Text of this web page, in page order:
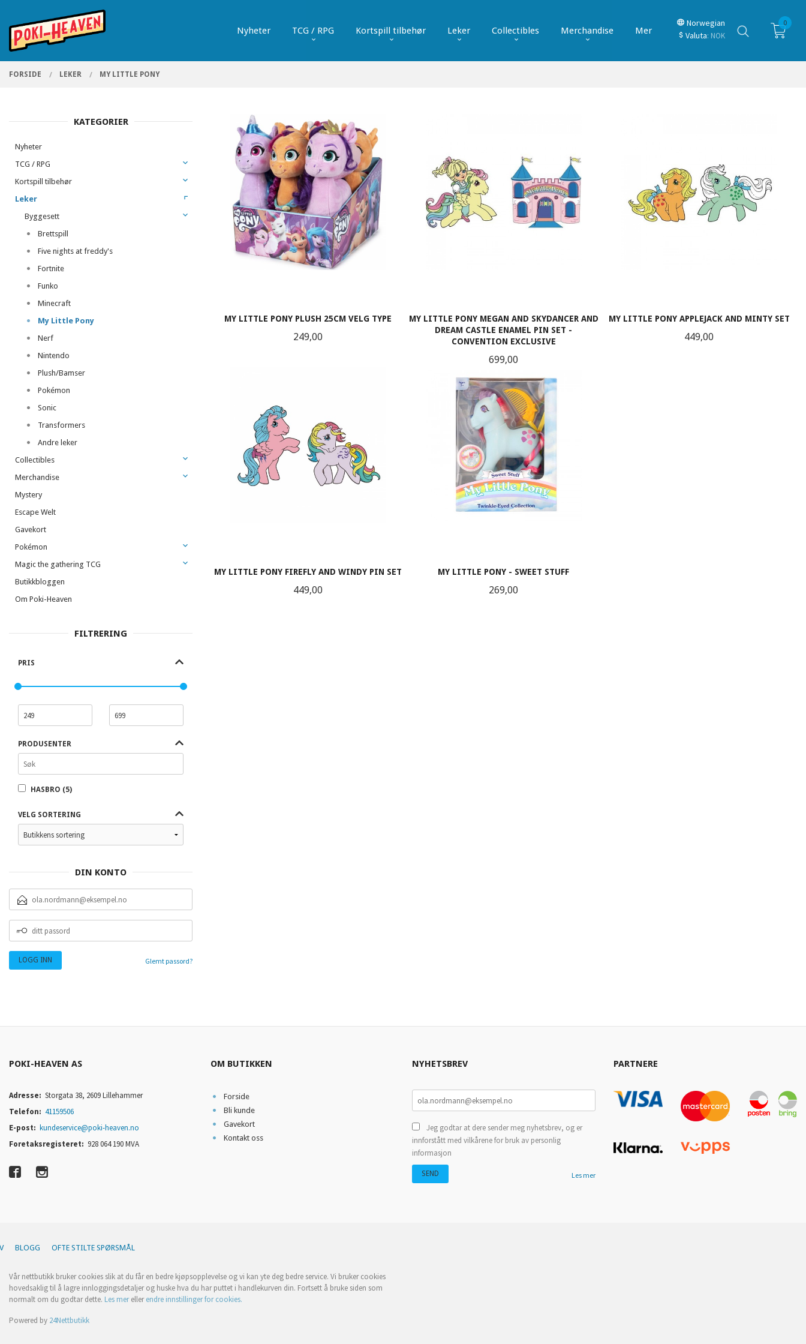
innholdet
PRODUKTER
Nyheter TCG / RPG Kortspill tilbehør Leker Collectibles Merchandise Mer
Norwegian
Valuta: NOK
0
FORSIDE LEKER MY LITTLE PONY
MY LITTLE PONY PLUSH 25CM VELG TYPE
Pris
249,00
MY LITTLE PONY MEGAN AND SKYDANCER AND
DREAM CASTLE ENAMEL PIN SET -
CONVENTION EXCLUSIVE
Pris
699,00
KJØP
MY LITTLE PONY APPLEJACK AND MINTY SET
Pris
449,00
MY LITTLE PONY FIREFLY AND WINDY PIN SET
Pris
449,00
MY LITTLE PONY - SWEET STUFF
Pris
269,00
KATEGORIER
Nyheter
TCG / RPG
Kortspill tilbehør
Leker
Byggesett
Brettspill
Five nights at freddy's
Fortnite
Funko
Minecraft
My Little Pony
Nerf
Nintendo
Plush/Bamser
Pokémon
Sonic
Transformers
Andre leker
Collectibles
Merchandise
Mystery
Escape Welt
Gavekort
Pokémon
Magic the gathering TCG
Butikkbloggen
Om Poki-Heaven
FILTRERING
PRIS
PRODUSENTER
HASBRO (5)
VELG SORTERING
DIN KONTO
POSTADRESSE
PASSORD
Glemt passord?
POKI-HEAVEN AS
Adresse: Storgata 38, 2609 Lillehammer
Telefon: 41159506
E-post: kundeservice@poki-heaven.no
Foretaksregisteret: 928 064 190 MVA
OM BUTIKKEN
Forside
Bli kunde
Gavekort
Kontakt oss
NYHETSBREV
Jeg godtar at dere sender meg nyhetsbrev, og er
innforstått med vilkårene for bruk av personlig
informasjon
Les mer
PARTNERE
BLOGG OFTE STILTE SPØRSMÅL
Vår nettbutikk bruker cookies slik at du får en bedre kjøpsopplevelse og vi kan yte deg bedre service. Vi bruker cookies
hovedsaklig til å lagre innloggingsdetaljer og huske hva du har puttet i handlekurven din. Fortsett å bruke siden som
normalt om du godtar dette. Les merellerendre innstillinger for cookies.
Powered by 24Nettbutikk